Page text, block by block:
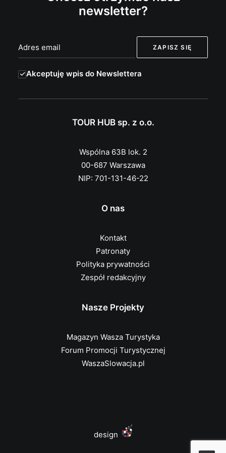
newsletter?
Akceptuję wpis do Newslettera
TOUR HUB sp. z o.o.
Wspólna 63B lok. 2
00-687 Warszawa
NIP: 701-131-46-22
O nas
Kontakt
Patronaty
Polityka prywatności
Zespół redakcyjny
Nasze Projekty
Magazyn Wasza Turystyka
Forum Promocji Turystycznej
WaszaSlowacja.pl
design